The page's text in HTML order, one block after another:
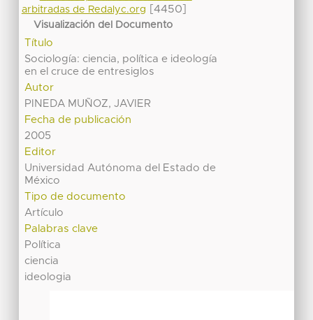
arbitradas de Redalyc.org
[4450]
Visualización del Documento
Título
Sociología: ciencia, política e ideología
en el cruce de entresiglos
Autor
PINEDA MUÑOZ, JAVIER
Fecha de publicación
2005
Editor
Universidad Autónoma del Estado de
México
Tipo de documento
Artículo
Palabras clave
Política
ciencia
ideologia